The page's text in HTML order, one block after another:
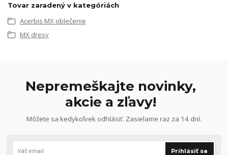
Tovar zaradený v kategóriách
Acerbis MX oblečenie
MX dresy
Nepremeškajte novinky,
akcie a zľavy!
Môžete sa kedykoľvek odhlásiť. Zasielame raz za 14 dní.
Prihlásiť sa